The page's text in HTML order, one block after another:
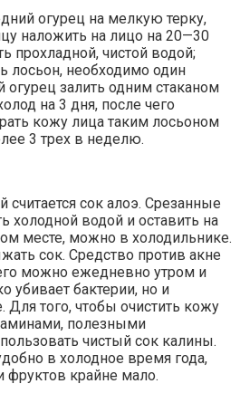
огурец на мелкую терку,
наложить на лицо на 20—30
прохладной, чистой водой;
лосьон, необходимо один
огурец залить одним стаканом
на 3 дня, после чего
кожу лица таким лосьоном
3 трех в неделю.
сок алоэ. Срезанные
холодной водой и оставить на
месте, можно в холодильнике.
сок. Средство против акне
можно ежедневно утром и
убивает бактерии, но и
того, чтобы очистить кожу
полезными
чистый сок калины.
в холодное время года,
крайне мало.